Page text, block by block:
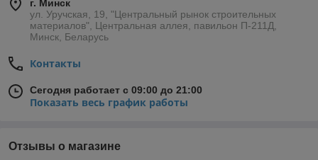
г. Минск
ул. Уручская, 19, "Центральный рынок строительных
материалов", Центральная аллея, павильон П-211Д,
Минск, Беларусь
Контакты
Сегодня работает с 09:00 до 21:00
Показать весь график работы
Отзывы о магазине